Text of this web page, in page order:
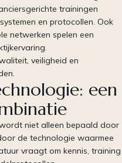
trainingen
en protocollen. Ook
netwerken spelen een
veiligheid en
een
niet alleen bepaald door
de technologie waarmee
vraagt om kennis, training